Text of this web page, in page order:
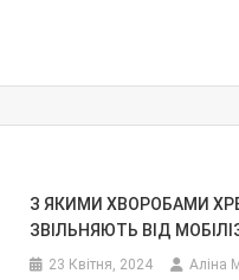
З ЯКИМИ ХВОРОБАМИ
ЗВІЛЬНЯЮТЬ ВІД
23 Квітня, 2024 Аліна